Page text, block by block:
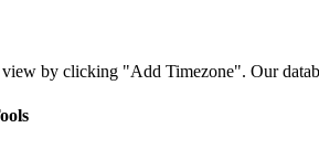
by clicking "Add Timezone". Our